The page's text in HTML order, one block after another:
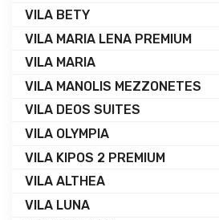
VILA BETY
VILA MARIA LENA PREMIUM
VILA MARIA
VILA MANOLIS MEZZONETES
VILA DEOS SUITES
VILA OLYMPIA
VILA KIPOS 2 PREMIUM
VILA ALTHEA
VILA LUNA